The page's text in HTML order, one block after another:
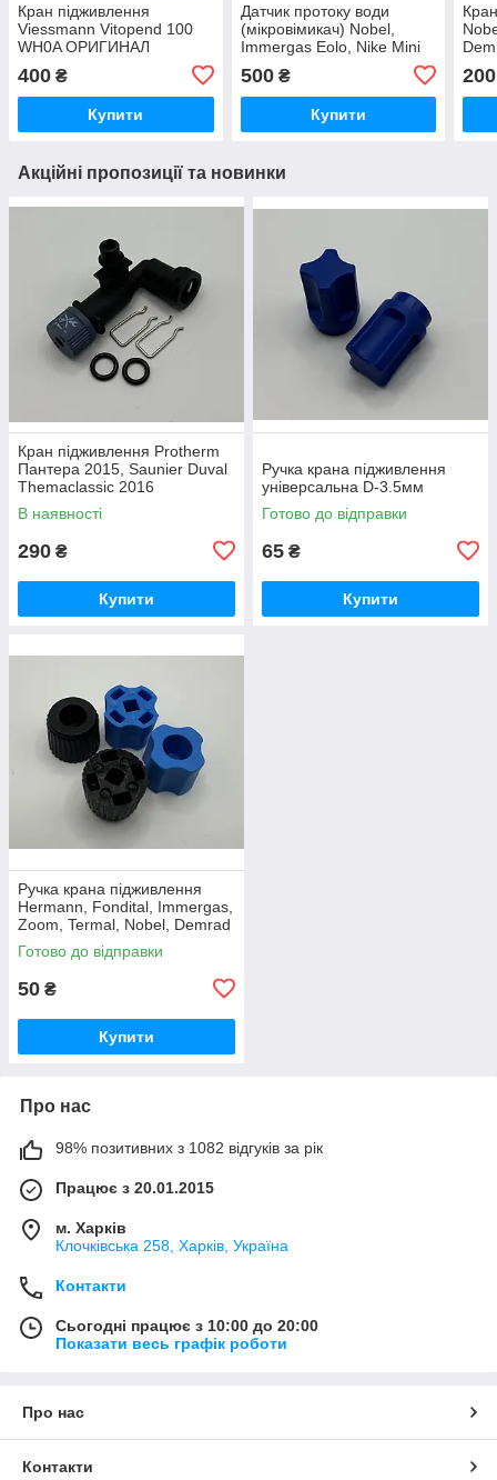
Кран підживлення
Viessmann Vitopend 100
WH0A ОРИГИНАЛ
400 ₴
Купити
Датчик протоку води
(мікровімикач) Nobel,
Immergas Eolo, Nike Mini
500₴
Купити
200
Акційні пропозиції та новинки
Кран підживлення Protherm
Пантера 2015, Saunier Duval
Themaclassic 2016
(0020217545)
В наявності
290 ₴
Купити
Ручка крана підживлення
універсальна D-3.5мм
Готово до відправки
65 ₴
Купити
Ручка крана підживлення
Hermann, Fondital, Immergas,
Zoom, Termal, Nobel, Demrad
Готово до відправки
50 ₴
Купити
Про нас
98% позитивних з 1082 відгуків за рік
Працює з 20.01.2015
м. Харків
Клочкiвська 258, Харків, Україна
Контакти
Сьогодні працює з 10:00 до 20:00
Показати весь графік роботи
Про нас
Контакти